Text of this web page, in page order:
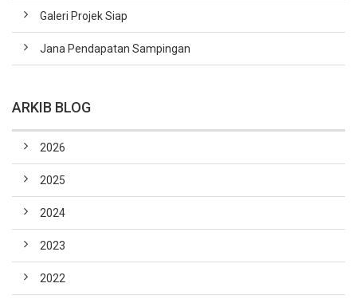
Galeri Projek Siap
Jana Pendapatan Sampingan
ARKIB BLOG
2026
2025
2024
2023
2022